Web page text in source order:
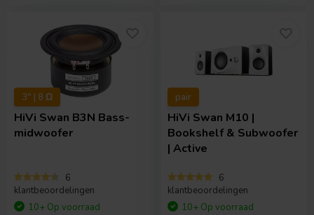
3" | 8 Ω
HiVi Swan B3N Bass-
midwoofer
6
klantbeoordelingen
10+ Op voorraad
pair
HiVi Swan M10 |
Bookshelf & Subwoofer
| Active
6
klantbeoordelingen
10+ Op voorraad